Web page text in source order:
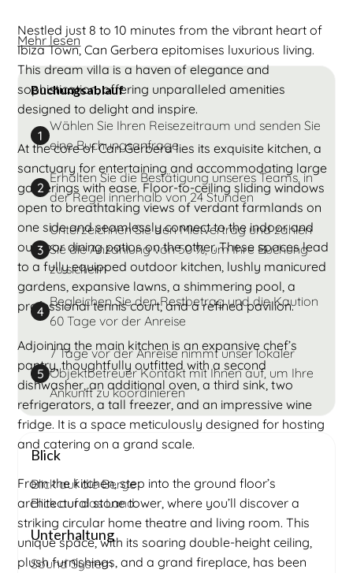
Nestled just 8 to 10 minutes from the vibrant heart of
Ibiza Town, Can Gerbera epitomises luxurious living.
This dream villa is a haven of elegance and
sophistication, offering unparalleled amenities
designed to delight and inspire.
At the core of Can Gerbera lies its exquisite kitchen, a
sanctuary for entertaining and accommodating large
gatherings with ease. Floor-to-ceiling sliding windows
open to breathtaking views of verdant farmlands on
one side and seamlessly connect to the indoor and
outdoor dining patios on the other. These spaces lead
to a fully equipped outdoor kitchen, lushly manicured
gardens, expansive lawns, a shimmering pool, a
professional tennis court, and a refined pavilion.
Adjoining the main kitchen is an expansive chef’s
pantry, thoughtfully outfitted with a second
dishwasher, an additional oven, a third sink, two
refrigerators, a tall freezer, and an impressive wine
fridge. It is a space meticulously designed for hosting
and catering on a grand scale.
From the kitchen, step into the ground floor’s
architectural stone tower, where you’ll discover a
striking circular home theatre and living room. This
unique space, with its soaring double-height ceiling,
plush furnishings, and a grand fireplace, has been
Mehr lesen
Buchungsablauf
1
Wählen Sie Ihren Reisezeitraum und senden Sie
eine Buchungsanfrage
2
Erhalten Sie die Bestätigung unseres Teams, in
der Regel innerhalb von 24 Stunden
3
Unterzeichnen Sie den Mietvertrag und zahlen
Sie die Anzahlung von 50 %, um Ihre Buchung
zu sichern
4
Begleichen Sie den Restbetrag und die Kaution
60 Tage vor der Anreise
5
7 Tage vor der Anreise nimmt unser lokaler
Objektbetreuer Kontakt mit Ihnen auf, um Ihre
Ankunft zu koordinieren
Blick
Blick auf die Berge
Blick auf das Land
Unterhaltung
Sound System